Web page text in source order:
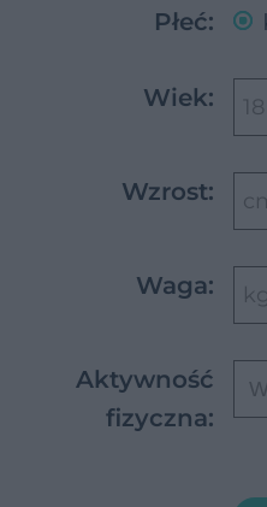
Płeć:
Wiek:
Wzrost:
Waga: kg
Aktywność
fizyczna: